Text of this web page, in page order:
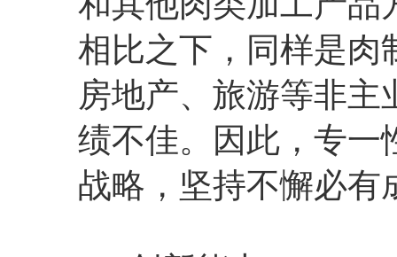
相比之下，同样是肉
房地产、旅游等非
绩不佳。因此，专一
战略，坚持不懈必有